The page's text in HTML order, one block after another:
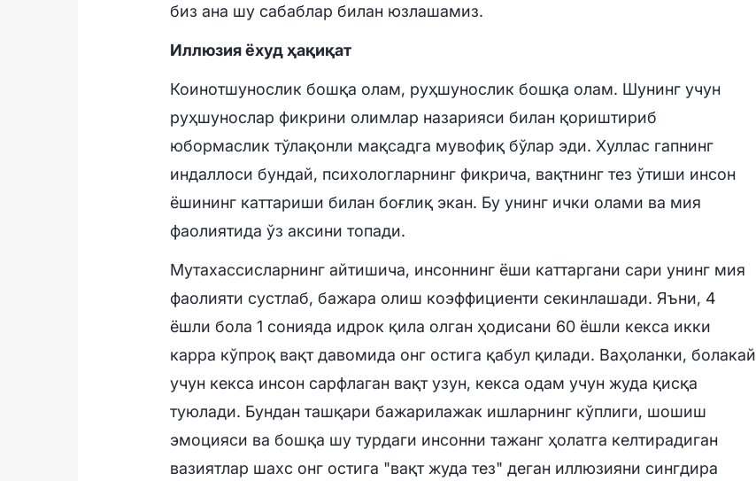
биз ана шу сабаблар билан юзлашамиз.
Иллюзия ёхуд ҳақиқат
Коинотшунослик бошқа олам, руҳшунослик бошқа олам. Шунинг учун
руҳшунослар фикрини олимлар назарияси билан қориштириб
юбормаслик тўлақонли мақсадга мувофиқ бўлар эди. Хуллас гапнинг
индаллоси бундай, психологларнинг фикрича, вақтнинг тез ўтиши инсон
ёшининг каттариши билан боғлиқ экан. Бу унинг ички олами ва мия
фаолиятида ўз аксини топади.
Мутахассисларнинг айтишича, инсоннинг ёши каттаргани сари унинг мия
фаолияти сустлаб, бажара олиш коэффициенти секинлашади. Яъни, 4
ёшли бола 1 сонияда идрок қила олган ҳодисани 60 ёшли кекса икки
карра кўпроқ вақт давомида онг остига қабул қилади. Ваҳоланки, болакай
учун кекса инсон сарфлаган вақт узун, кекса одам учун жуда қисқа
туюлади. Бундан ташқари бажарилажак ишларнинг кўплиги, шошиш
эмоцияси ва бошқа шу турдаги инсонни тажанг ҳолатга келтирадиган
вазиятлар шахс онг остига "вақт жуда тез" деган иллюзияни сингдира